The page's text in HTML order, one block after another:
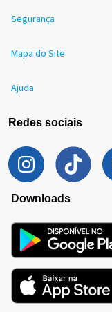
Segurança
Mapa do Site
Ajuda
Redes sociais
Downloads